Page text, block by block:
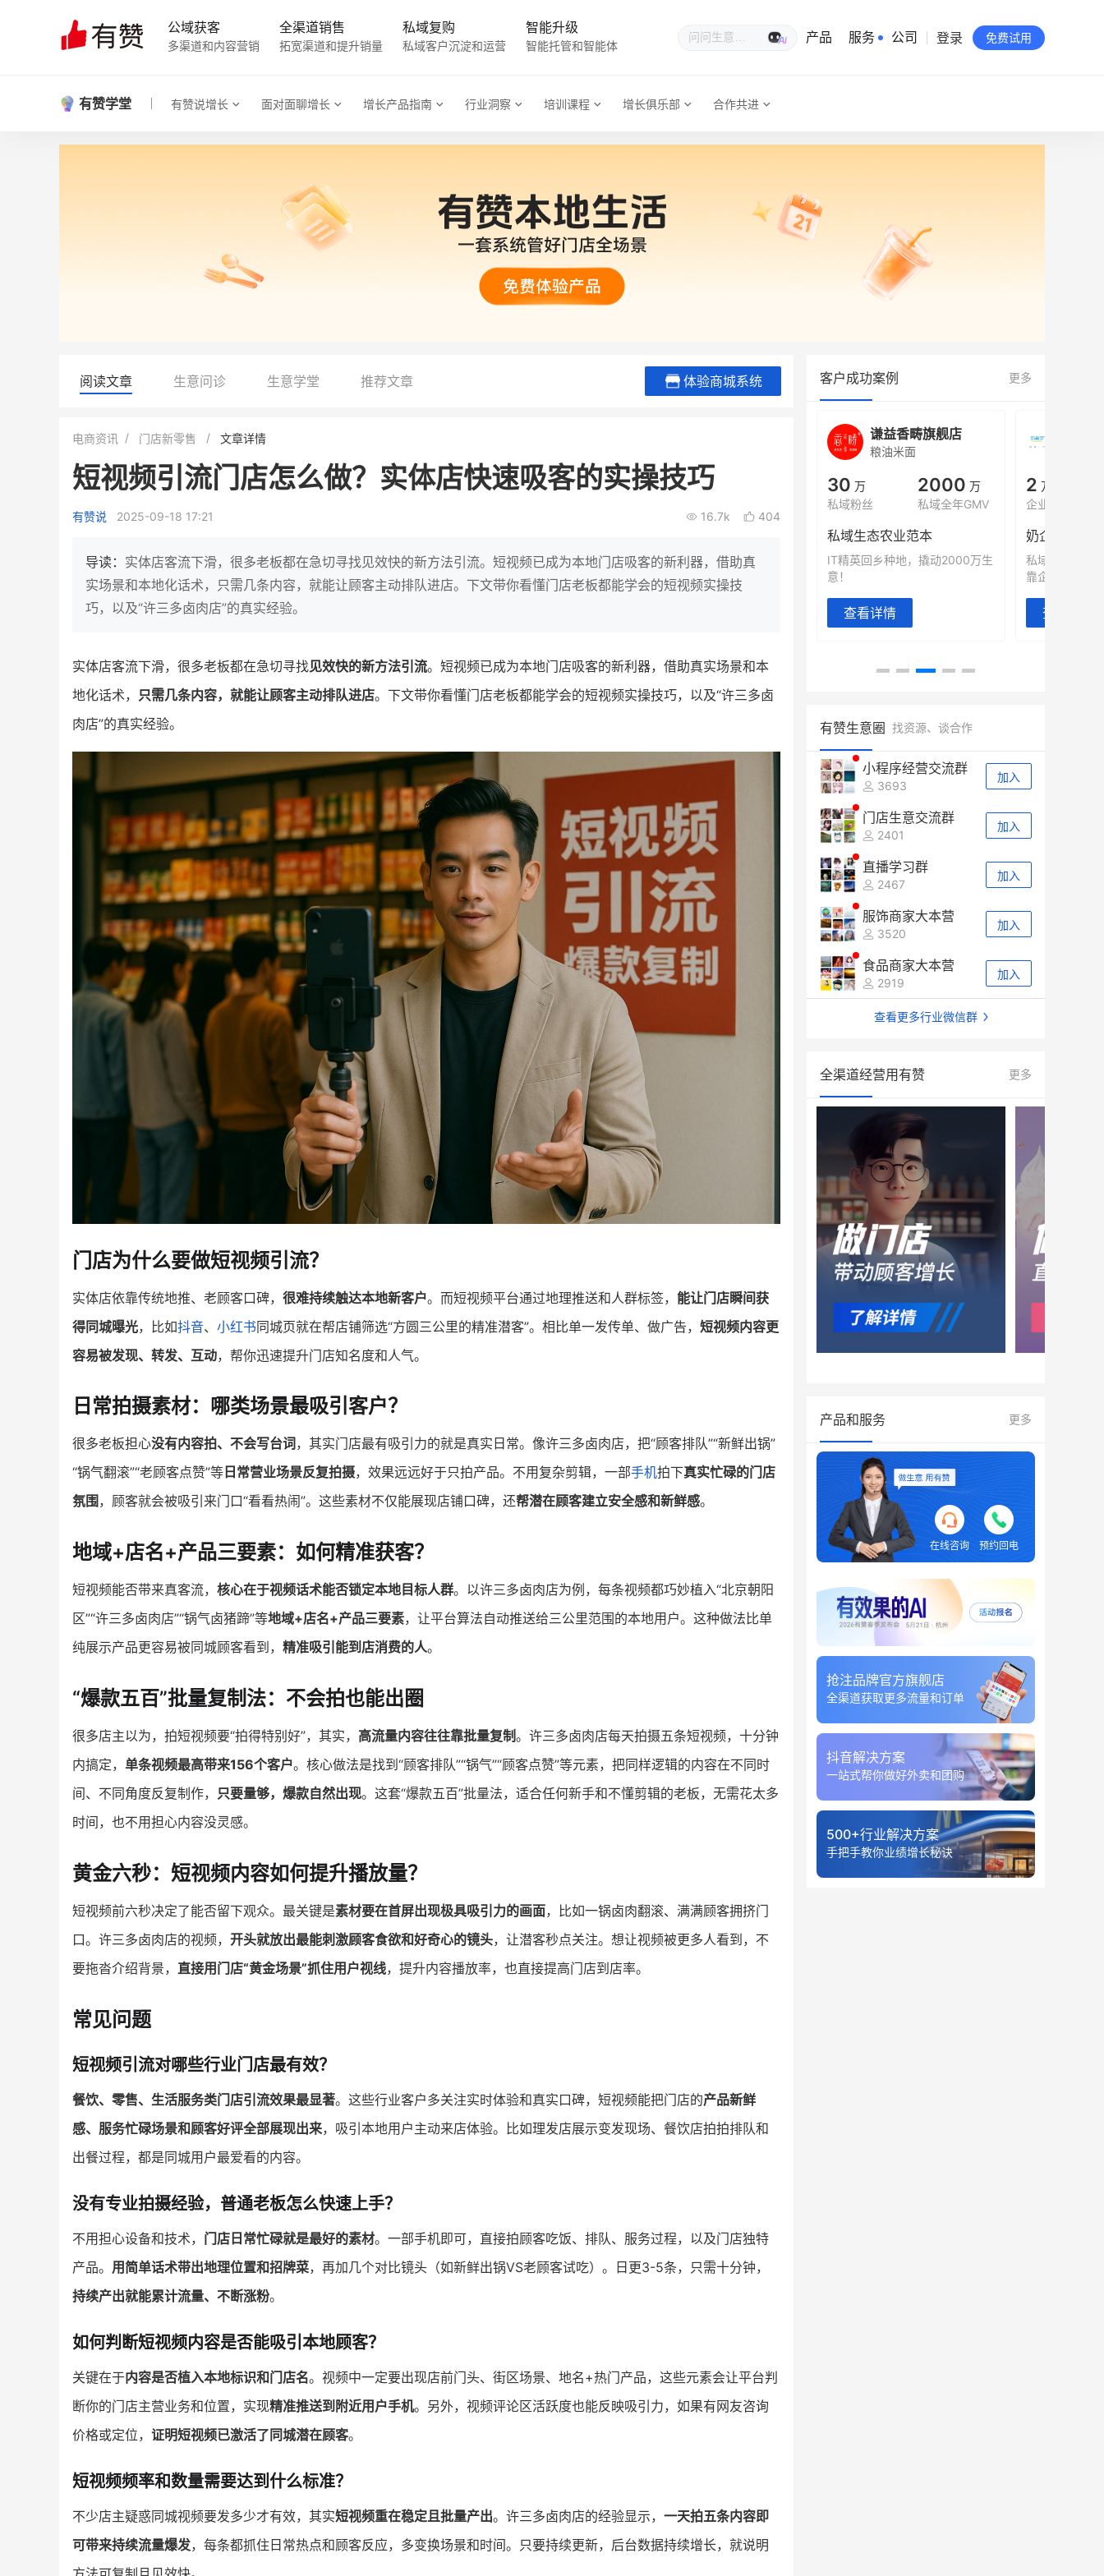
公域获客
多渠道和内容营销
全渠道销售
拓宽渠道和提升销量
私域复购
私域客户沉淀和运营
智能升级
智能托管和智能体
生意专家
产品 服务 公司
有赞公益
站点地图
登录 免费试用
有赞学堂 有赞说增长 面对面聊增长 增长产品指南 行业洞察 培训课程 增长俱乐部 合作共进
阅读文章 生意问诊 生意学堂 推荐文章 体验商城系统
电商资讯 门店新零售 文章详情
短视频引流门店怎么做？实体店快速吸客的实操技巧
有赞说 2025-09-18 17:21 16.7k 404
导读： 实体店客流下滑，很多老板都在急切寻找见效快的新方法引流。短视频已成为本地门店吸客的新利器，借助真
实场景和本地化话术，只需几条内容，就能让顾客主动排队进店。下文带你看懂门店老板都能学会的短视频实操技
巧，以及“许三多卤肉店”的真实经验。
实体店客流下滑，很多老板都在急切寻找见效快的新方法引流。短视频已成为本地门店吸客的新利器，借助真实场景和本
地化话术， 只需几条内容，就能让顾客主动排队进店。下文带你看懂门店老板都能学会的短视频实操技巧，以及“许三多卤
肉店”的真实经验。
门店为什么要做短视频引流？
实体店依靠传统地推、老顾客口碑， 很难持续触达本地新客户。而短视频平台通过地理推送和人群标签， 能让门店瞬间获
得同城曝光，比如抖音、 小红书同城页就在帮店铺筛选“方圆三公里的精准潜客”。相比单一发传单、做广告， 短视频内容更
容易被发现、转发、互动，帮你迅速提升门店知名度和人气。
日常拍摄素材：哪类场景最吸引客户？
很多老板担心没有内容拍、不会写台词 ，其实门店最有吸引力的就是真实日常。像许三多卤肉店，把“顾客排队”“新鲜出锅”
“锅气翻滚”“老顾客点赞”等 日常营业场景反复拍摄，效果远远好于只拍产品。不用复杂剪辑，一部手机拍下真实忙碌的门店
氛围 ，顾客就会被吸引来门口“看看热闹”。这些素材不仅能展现店铺口碑，还帮潜在顾客建立安全感和新鲜感。
地域+店名+产品三要素：如何精准获客？
短视频能否带来真客流， 核心在于视频话术能否锁定本地目标人群。以许三多卤肉店为例，每条视频都巧妙植入“北京朝阳
区”“许三多卤肉店”“锅气卤猪蹄”等地域+店名+产品三要素，让平台算法自动推送给三公里范围的本地用户。这种做法比单
纯展示产品更容易被同城顾客看到， 精准吸引能到店消费的人。
“爆款五百”批量复制法：不会拍也能出圈
很多店主以为，拍短视频要“拍得特别好”，其实， 高流量内容往往靠批量复制。许三多卤肉店每天拍摄五条短视频，十分钟
内搞定， 单条视频最高带来156个客户。核心做法是找到“顾客排队”“锅气”“顾客点赞”等元素，把同样逻辑的内容在不同时
间、不同角度反复制作， 只要量够，爆款自然出现。这套“爆款五百”批量法，适合任何新手和不懂剪辑的老板，无需花太多
时间，也不用担心内容没灵感。
黄金六秒：短视频内容如何提升播放量？
短视频前六秒决定了能否留下观众。最关键是素材要在首屏出现极具吸引力的画面，比如一锅卤肉翻滚、满满顾客拥挤门
口。许三多卤肉店的视频， 开头就放出最能刺激顾客食欲和好奇心的镜头，让潜客秒点关注。想让视频被更多人看到，不
要拖沓介绍背景， 直接用门店“黄金场景”抓住用户视线，提升内容播放率，也直接提高门店到店率。
常见问题
短视频引流对哪些行业门店最有效？
餐饮、零售、生活服务类门店引流效果最显著。这些行业客户多关注实时体验和真实口碑，短视频能把门店的产品新鲜
感、服务忙碌场景和顾客好评全部展现出来，吸引本地用户主动来店体验。比如理发店展示变发现场、餐饮店拍拍排队和
出餐过程，都是同城用户最爱看的内容。
没有专业拍摄经验，普通老板怎么快速上手？
不用担心设备和技术， 门店日常忙碌就是最好的素材。一部手机即可，直接拍顾客吃饭、排队、服务过程，以及门店独特
产品。 用简单话术带出地理位置和招牌菜，再加几个对比镜头（如新鲜出锅VS老顾客试吃）。日更3-5条，只需十分钟，
持续产出就能累计流量、不断涨粉。
如何判断短视频内容是否能吸引本地顾客？
关键在于内容是否植入本地标识和门店名。视频中一定要出现店前门头、街区场景、地名+热门产品，这些元素会让平台判
断你的门店主营业务和位置，实现精准推送到附近用户手机。另外，视频评论区活跃度也能反映吸引力，如果有网友咨询
价格或定位， 证明短视频已激活了同城潜在顾客。
短视频频率和数量需要达到什么标准？
不少店主疑惑同城视频要发多少才有效，其实短视频重在稳定且批量产出。许三多卤肉店的经验显示， 一天拍五条内容即
可带来持续流量爆发，每条都抓住日常热点和顾客反应，多变换场景和时间。只要持续更新，后台数据持续增长，就说明
客户成功案例 更多
白帝牛奶旗舰店
900 万
私域样本打法！新希望白帝乳业
靠企业微信实现销售额翻 8 倍！
查看详情
80% +
7900
万
三只松鼠旗下的网红婴儿辅食品
牌，22天便拿下类目第一
查看详情
母婴
有货源没流量？母婴馆如何破局
他只用7年做到平台销冠，转战私
域如何破局？
200 万
200
这家女装连锁如何借有赞破局新
零售？
谦益香畴旗舰店
粮油米面
30 万
私域粉丝
2000 万
私域全年GMV
私域生态农业范本
IT精英回乡种地，撬动2000万生
意！
查看详情
2 万人
奶企靠企业
私域样本打法
靠企业微信实
查看详情
有赞生意圈 找资源、谈合作
小程序经营交流群
3693
加入
门店生意交流群
2401
加入
直播学习群
2467
加入
服饰商家大本营
3520
加入
食品商家大本营
2919
加入
查看更多行业微信群
全渠道经营用有赞 更多
产品和服务 更多
在线咨询 预约回电
抢注品牌官方旗舰店
全渠道获取更多流量和订单
抖音解决方案
一站式帮你做好外卖和团购
500+行业解决方案
手把手教你业绩增长秘诀